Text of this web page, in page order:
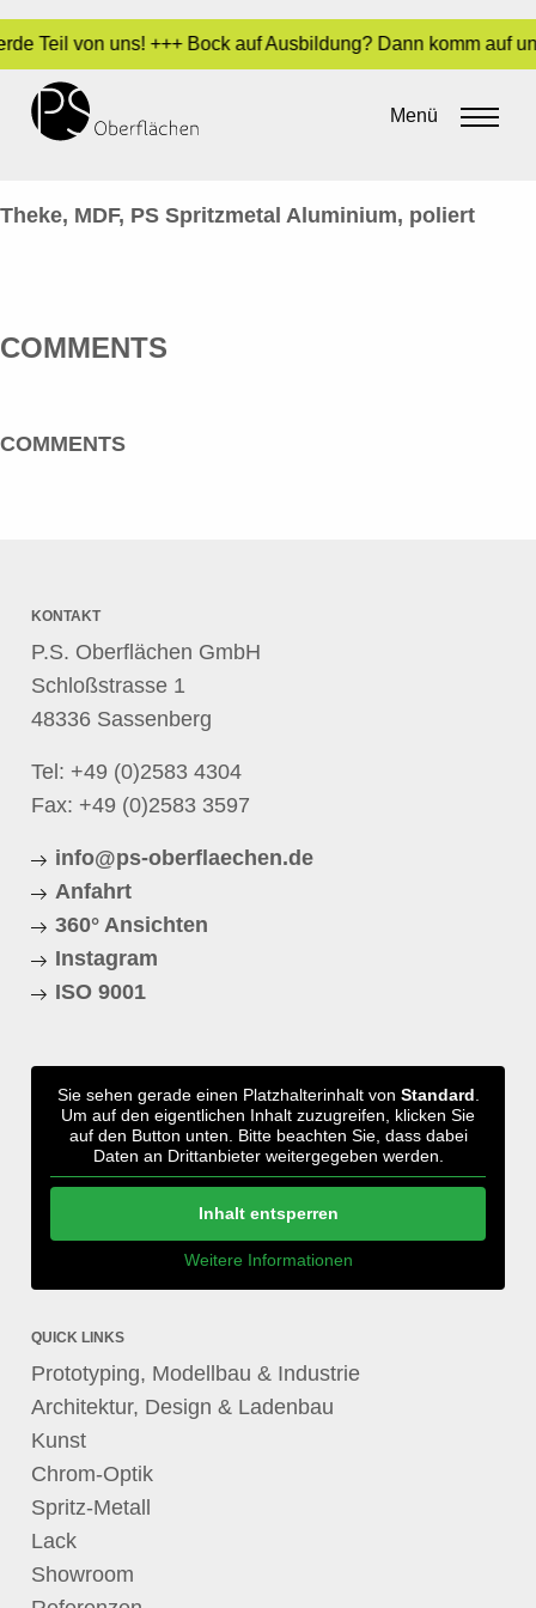
Teil von uns! +++ Bock auf Ausbildung? Dann komm
Menü
ARCHITEKTUR, DESIGN,
LADENBAU_PS-THEKE
Theke, MDF, PS Spritzmetal Aluminium, poliert
COMMENTS
COMMENTS
KONTAKT
P.S. Oberflächen GmbH
Schloßstrasse 1
48336 Sassenberg
Tel: +49 (0)2583 4304
Fax: +49 (0)2583 3597
info@ps-oberflaechen.de
Anfahrt
360° Ansichten
Instagram
ISO 9001
Sie sehen gerade einen Platzhalterinhalt von Standard
Um auf den eigentlichen Inhalt zuzugreifen, klicken Sie
auf den Button unten. Bitte beachten Sie, dass dabei
Daten an Drittanbieter weitergegeben werden.
Inhalt entsperren
Weitere Informationen
QUICK LINKS
Prototyping, Modellbau & Industrie
Architektur, Design & Ladenbau
Kunst
Chrom-Optik
Spritz-Metall
Lack
Showroom